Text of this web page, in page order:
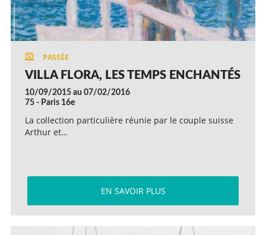
VILLA FLORA, LES TEMPS ENCHANTÉS
10/09/2015 au 07/02/2016
75 - Paris 16e
La collection particulière réunie par le couple suisse
Arthur et…
EN SAVOIR PLUS